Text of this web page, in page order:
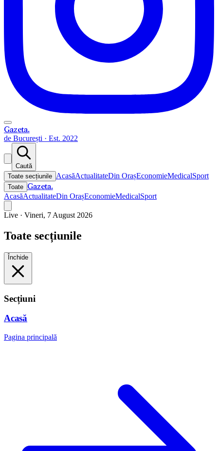
Gazeta.
de București · Est. 2022
Caută
Toate secțiunile AcasăActualitateDin OrașEconomieMedicalSport
Toate Gazeta.
AcasăActualitateDin OrașEconomieMedicalSport
Live · Vineri, 7 August 2026
Toate secțiunile
Închide
Secțiuni
Acasă
Pagina principală